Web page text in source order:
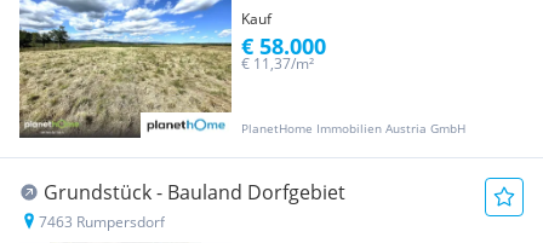
Kauf
PlanetHome Immobilien Austria GmbH
€ 11,37/m²
€ 58.000
Grundstück - Bauland Dorfgebiet
7463 Rumpersdorf